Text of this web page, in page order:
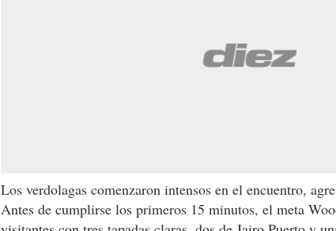
Los verdolagas comenzaron intensos en el encuentro,
Antes de cumplirse los primeros 15 minutos, el meta